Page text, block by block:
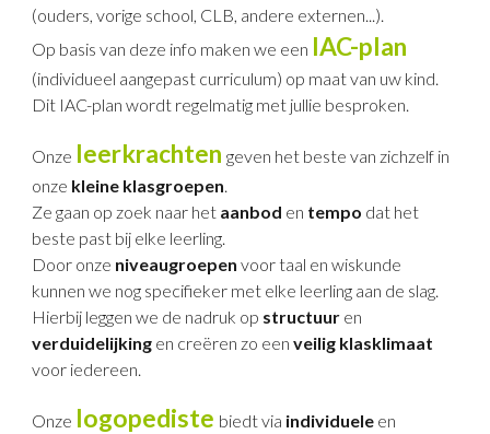
(ouders, vorige school, CLB, andere externen...).
Op basis van deze info maken we een IAC-plan
(individueel aangepast curriculum) op maat van uw kind.
Dit IAC-plan wordt regelmatig met jullie besproken.
Onze leerkrachtengeven het beste van zichzelf in
onze kleine klasgroepen
Ze gaan op zoek naar het aanbod en tempo dat het
beste past bij elke leerling.
Door onze niveaugroepenvoor taal en wiskunde
kunnen we nog specifieker met elke leerling aan de slag.
Hierbij leggen we de nadruk op structuur en
verduidelijking en creëren zo eenveilig klasklimaat
voor iedereen.
Onze logopediste biedtvia individuele en